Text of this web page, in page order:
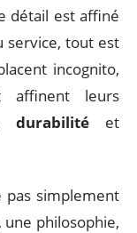
détail est affiné
service, tout est
incognito,
affinent leurs
durabilitéet
pas simplement
philosophie,